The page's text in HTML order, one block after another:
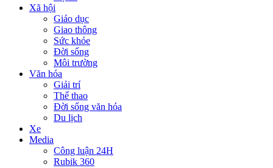
Xã hội
Giáo dục
Giao thông
Sức khỏe
Đời sống
Môi trường
Văn hóa
Giải trí
Thể thao
Đời sống văn hóa
Du lịch
Xe
Media
Công luận 24H
Rubik 360